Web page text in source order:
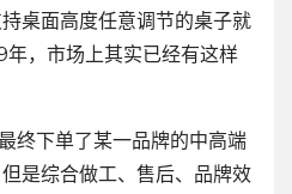
桌面高度任意调节的桌子就
，市场上其实已经有这样
终下单了某一品牌的中高端
是综合做工、售后、品牌效